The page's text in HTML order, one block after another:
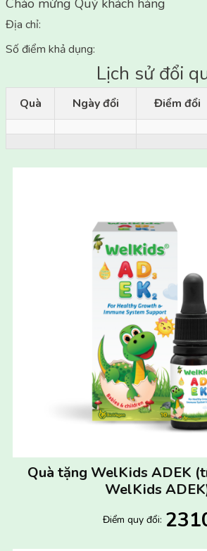
Địa chỉ:
Số điểm khả dụng:
Ngày đổi Điểm đổi
Quà tặng WelKids ADEK
WelKids